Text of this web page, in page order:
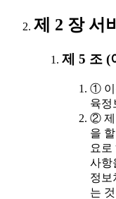
제 2 장 서
제 5 조 (
① 이
육정
② 제
을
요로
사항
정보
는